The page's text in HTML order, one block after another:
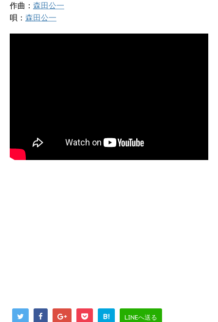
作曲： 森田公一
唄： 森田公一
B! LINEへ送る